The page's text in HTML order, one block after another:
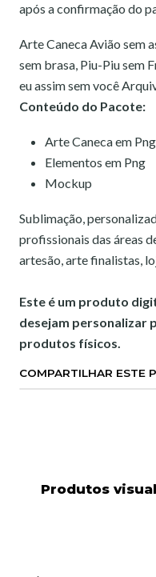
após a confirmação do
Arte Caneca Avião sem
sem brasa, Piu-Piu sem
eu assim sem você
Conteúdo do Pacote:
Arte Caneca em Png
Elementos em Png
Mockup
Sublimação,
profissionais das áreas
artesão, arte finalistas,
Este é um produto
desejam personalizar
produtos físicos.
COMPARTILHAR ESTE
Produtos